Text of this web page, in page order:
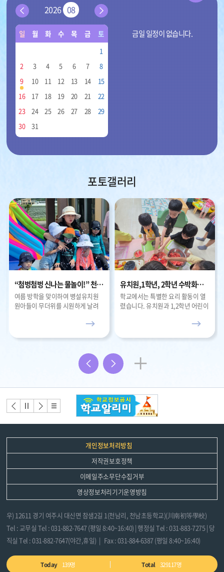
행
사
안
이
전
달
2026 08
다
음
일
정
월,
화,
수,
금,
일 월 화 수 목 금 토
1
2
3 4 5 6 7
8
9
10 11 12 13 14
15
16
17 18 19 20 21
22
23
24 25 26 27 28
29
30
31
금일 일정이 없습니다.
포토갤러리
“첨벙첨벙 신나는 물놀이!” 천남초병설유치원, 여름맞이 물놀이 체험 진행
여름 방학을 맞이하여 병설유치원
원아들이 무더위를 시원하게 날려
졌습니다.유치원 마당에 설치된 대
유치원,1학년, 2학년 수박화채만들기
학교에서는 특별한 요리 활동이 열
렸습니다. 유치원과 1,2학년 어린이
박화채'를 직접 만들어보는 시간이
더
보
기
배
너
모
음
배너
이전
배너
정지
배너
다음
배너
리스
트
개인정보처리방침
저작권보호정책
이메일주소무단수집거부
영상정보처리기기운영방침
우) 12611 경기 여주시 대신면 참샘2길 1(천남리, 천남초등학교)(川南初等學校)
Tel : 교무실 Tel : 031-882-7647 (평일 8:40~16:40) | 행정실 Tel : 031-883-7275 | 당
직실 Tel : 031-882-7647(야간,휴일) | Fax : 031-884-6387 (평일 8:40~16:40)
Today 139명 Total 329117명